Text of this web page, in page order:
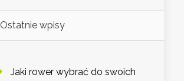
Ostatnie wpisy
Jaki rower wybrać do swoich